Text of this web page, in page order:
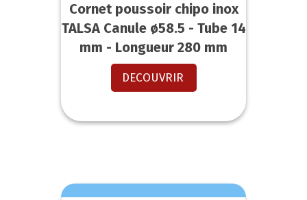
Cornet poussoir chipo inox
TALSA Canule ø58.5 - Tube 14
mm - Longueur 280 mm
DECOUVRIR